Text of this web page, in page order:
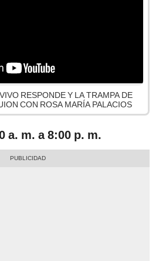
RESPONDE Y LA TRAMPA DE
CON ROSA MARÍA PALACIOS
a. m. a 8:00 p. m.